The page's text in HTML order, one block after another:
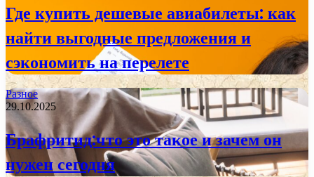
Где купить дешевые авиабилеты: как
найти выгодные предложения и
сэкономить на перелете
Разное
29.10.2025
Брафритид:что это такое и зачем он
нужен сегодня